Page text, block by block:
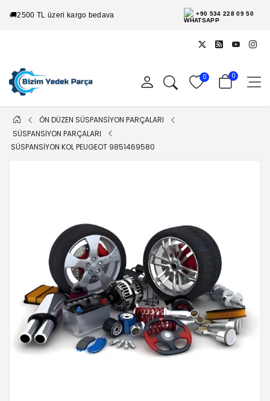
🚚2500 TL üzeri kargo bedava +90 534 228 09 50
0 0
ÖN DÜZEN SÜSPANSİYON PARÇALARI
SÜSPANSİYON PARÇALARI
SÜSPANSIYON KOL PEUGEOT 9851469580